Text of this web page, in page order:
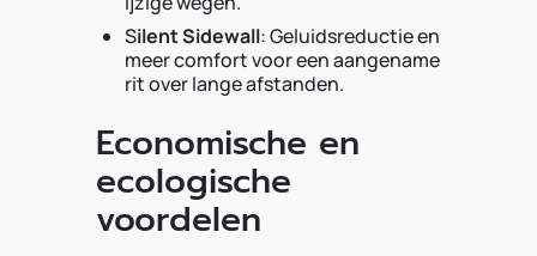
Silent Sidewall: Geluidsreductie en
meer comfort voor een aangename
rit over lange afstanden.
Economische en
ecologische
voordelen